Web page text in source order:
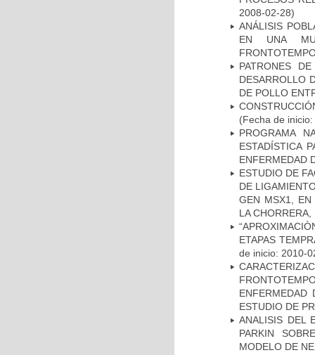
2008-02-28)
ANÁLISIS
EN UNA
PATRONES
DESARROLLO
DE POLLO
(Fecha de
PROGRAMA
ESTADÍSTICA
ENFERMEDAD
ESTUDIO DE
DE
GEN MSX1, EN
LA
ETAPAS
de inicio: 2010-
ENFERMEDAD
ESTUDIO DE
ANALISIS DEL
PARKIN
MODELO DE